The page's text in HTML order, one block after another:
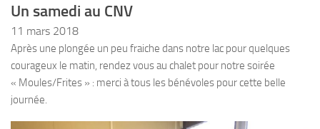
INFOS CNV
Bienvenue
Contacts
Un samedi au CNV
11 mars 2018
Après une plongée un peu fraiche dans notre lac pour quelques
courageux le matin, rendez vous au chalet pour notre soirée
« Moules/Frites » : merci à tous les bénévoles pour cette belle
journée.